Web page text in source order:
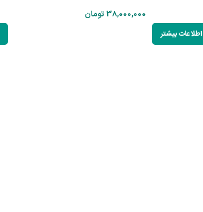
38,000,000 تومان
اطلاعات بیشتر